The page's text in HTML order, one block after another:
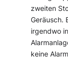
zweiten
Geräusch.
irgendwo
keine